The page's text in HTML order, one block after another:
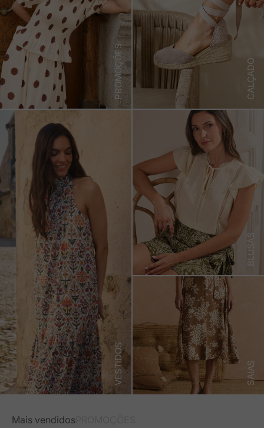
PROMOÇÕES CALÇADO
VESTIDOS
BLUSAS
SAIAS
Mais vendidos